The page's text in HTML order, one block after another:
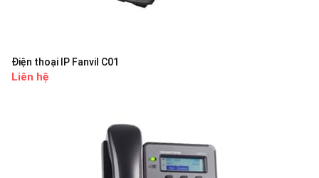
Điện thoại IP Fanvil C01
Liên hệ